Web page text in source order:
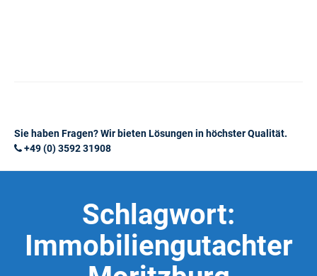
Sie haben Fragen? Wir bieten Lösungen in höchster Qualität.
+49 (0) 3592 31908
Schlagwort:
Immobiliengutachter